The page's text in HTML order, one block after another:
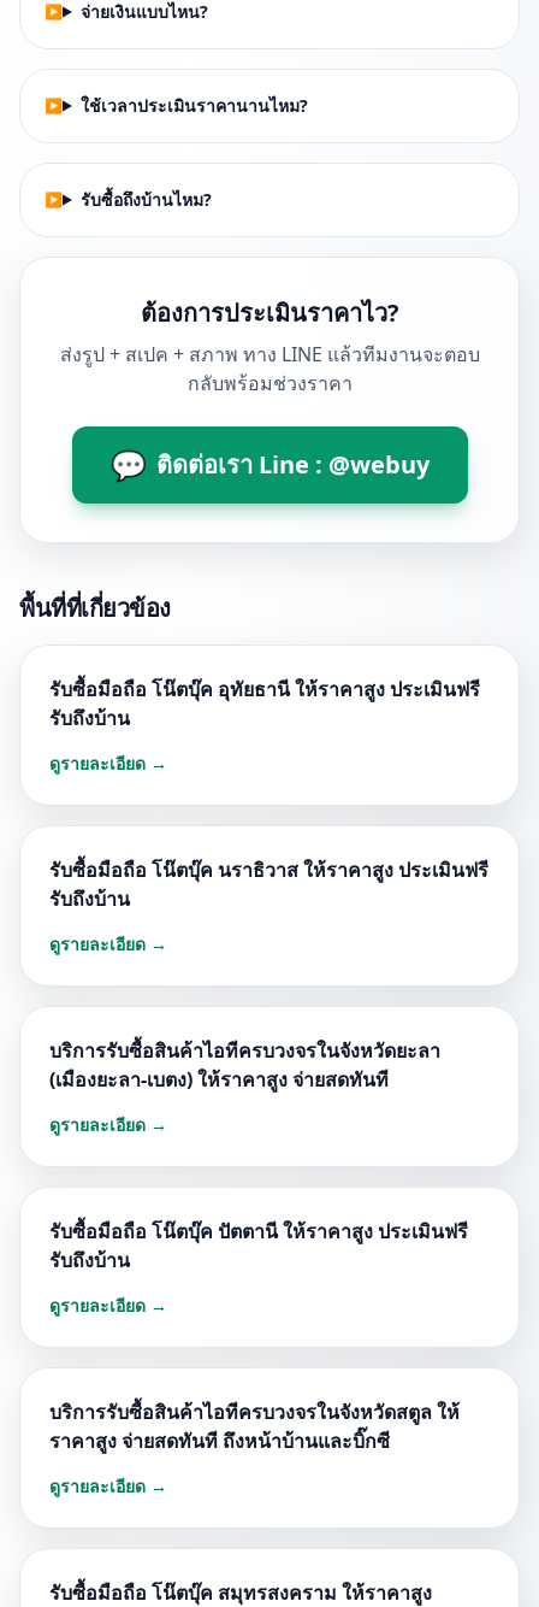
จ่ายเงินแบบไหน?
ใช้เวลาประเมินราคานานไหม?
รับซื้อถึงบ้านไหม?
ต้องการประเมินราคาไว?
ส่งรูป + สเปค + สภาพ ทาง LINE แล้วทีมงานจะตอบ
กลับพร้อมช่วงราคา
💬 ติดต่อเรา Line : @webuy
พื้นที่ที่เกี่ยวข้อง
รับซื้อมือถือ โน๊ตบุ๊ค อุทัยธานี ให้ราคาสูง ประเมินฟรี
รับถึงบ้าน
ดูรายละเอียด →
รับซื้อมือถือ โน๊ตบุ๊ค นราธิวาส ให้ราคาสูง ประเมินฟรี
รับถึงบ้าน
ดูรายละเอียด →
บริการรับซื้อสินค้าไอทีครบวงจรในจังหวัดยะลา
(เมืองยะลา-เบตง) ให้ราคาสูง จ่ายสดทันที
ดูรายละเอียด →
รับซื้อมือถือ โน๊ตบุ๊ค ปัตตานี ให้ราคาสูง ประเมินฟรี
รับถึงบ้าน
ดูรายละเอียด →
บริการรับซื้อสินค้าไอทีครบวงจรในจังหวัดสตูล ให้
ราคาสูง จ่ายสดทันที ถึงหน้าบ้านและบิ๊กซี
ดูรายละเอียด →
รับซื้อมือถือ โน๊ตบุ๊ค สมุทรสงคราม ให้ราคาสูง